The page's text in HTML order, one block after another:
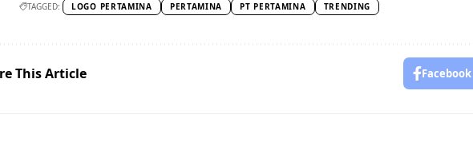
TAGGED: LOGO PERTAMINA PERTAMINA PT PERTAMINA TRENDING
This Article Facebook